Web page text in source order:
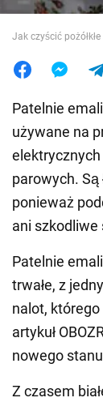
Jedzenie
Jak czyścić
Patelnie
używane na
parowych.
ponieważ
ani szkodliwe
Patelnie
trwałe, z
nalot,
artykuł
nowego
Z czasem